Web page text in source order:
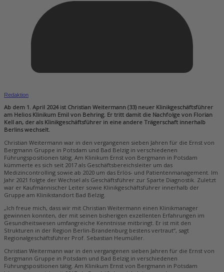
Redaktion
Ab dem 1. April 2024 ist Christian Weitermann (33) neuer Klinikgeschäftsführer
am Helios Klinikum Emil von Behring. Er tritt damit die Nachfolge von Florian
Kell an, der als Klinikgeschäftsführer in eine andere Trägerschaft innerhalb
Berlins wechselt.
Christian Weitermann war in den vergangenen sieben Jahren für die Ernst von
Bergmann Gruppe in Potsdam und Bad Belzig in verschiedenen
Führungspositionen tätig. Am Klinikum Ernst von Bergmann in Potsdam
kümmerte es sich seit 2017 als Geschäftsbereichsleiter um das
Medizincontrolling sowie ab 2020 um das Erlös- und Patientenmanagement. Im
Jahr 2021 folgte der Wechsel als Geschäftsführer zur Sparte Diagnostik. Zuletzt
war er Kaufmännischer Leiter sowie Klinikgeschäftsführer innerhalb der
Gruppe am Klinikstandort Bad Belzig.
„Ich freue mich, dass wir mit Christian Weitermann einen Klinikmanager
gewinnen konnten, der mit seinen bisherigen exzellenten Erfahrungen im
Gesundheitswesen umfangreiche Kenntnisse mitbringt. Er ist mit den
Strukturen in der Region Berlin-Brandenburg bestens vertraut“, sagt
Regionalgeschäftsführer Prof. Sebastian Heumüller.
Christian Weitermann war in den vergangenen sieben Jahren für die Ernst von
Bergmann Gruppe in Potsdam und Bad Belzig in verschiedenen
Führungspositionen tätig. Am Klinikum Ernst von Bergmann in Potsdam